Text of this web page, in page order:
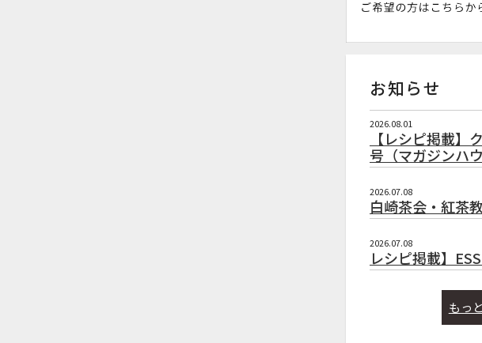
お知らせ
2026.08.01
【レシピ掲載】
号（マガジンハウ
2026.07.08
白崎茶会・紅茶
2026.07.08
レシピ掲載】
もっ